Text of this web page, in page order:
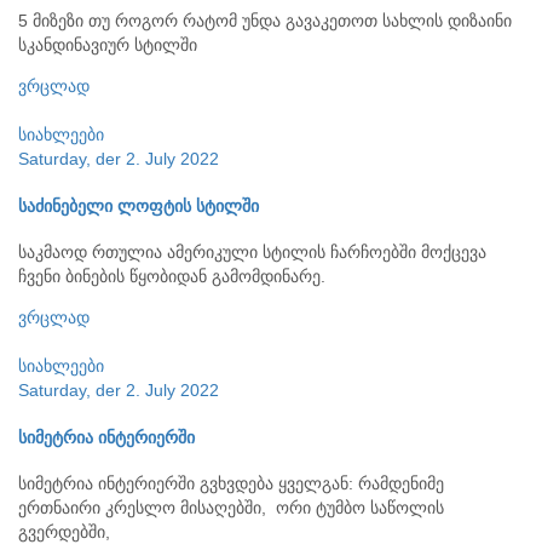
5 მიზეზი თუ როგორ რატომ უნდა გავაკეთოთ სახლის დიზაინი
სკანდინავიურ სტილში
ვრცლად
სიახლეები
Saturday, der 2. July 2022
საძინებელი ლოფტის სტილში
საკმაოდ რთულია ამერიკული სტილის ჩარჩოებში მოქცევა
ჩვენი ბინების წყობიდან გამომდინარე.
ვრცლად
სიახლეები
Saturday, der 2. July 2022
სიმეტრია ინტერიერში
სიმეტრია ინტერიერში გვხვდება ყველგან: რამდენიმე
ერთნაირი კრესლო მისაღებში, ორი ტუმბო საწოლის
გვერდებში,